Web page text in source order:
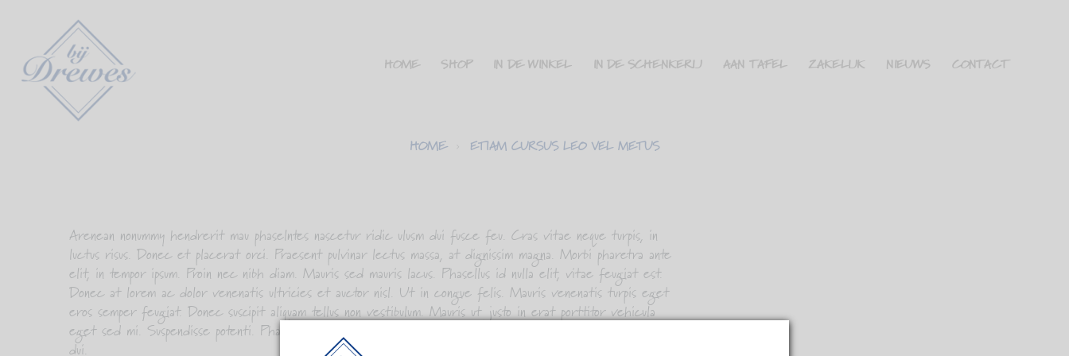
HOME SHOP IN DE WINKEL IN DE SCHENKERIJ AAN TAFEL ZAKELIJK NIEUWS CONTACT
HOME ETIAM CURSUS LEO VEL METUS
Arenean nonummy hendrerit mau phaselntes nascetur ridic ulusm dui fusce feu. Cras vitae neque turpis, in
luctus risus. Donec et placerat orci. Praesent pulvinar lectus massa, at dignissim magna. Morbi pharetra ante
elit, in tempor ipsum. Proin nec nibh diam. Mauris sed mauris lacus. Phasellus id nulla elit, vitae feugiat est.
Donec at lorem ac dolor venenatis ultricies et auctor nisl. Ut in congue felis. Mauris venenatis turpis eget
eros semper feugiat. Donec suscipit aliquam tellus non vestibulum. Mauris ut justo in erat porttitor vehicula
eget sed mi. Suspendisse potenti. Phasellus adipiscing vulputate pharetra. Proin iaculis neque lacus, vel lacinia
dui.